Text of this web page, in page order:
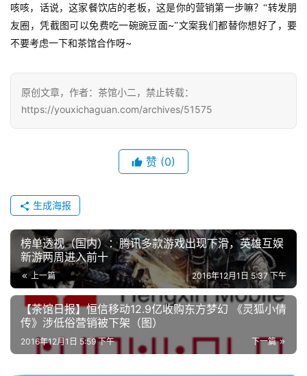
0
第
十
奖
7
月
3
0
咳咳，话说，这家餐饮店的老板，这是你的营销第一步嘛？“转发朋
友圈，凭截图可以免费吃一碗豌豆面~”文案我们都替你想好了，要
不要考虑一下和茶馆合作呀~
原创文章，作者：茶馆小二，禁止转载：
https://youxichaguan.com/archives/51575
赞 (0)
生成海报
榜单透视（国内）：腾讯多款游戏出现下滑，英雄互娱
新游两周进入前十
上一篇 2016年12月1日 5:37 下午
【茶馆日报】恒信移动12.9亿收购东方梦幻 《灵狐小倩
传》涉低俗营销被下架（图）
下一篇
2016年12月1日 5:59 下午